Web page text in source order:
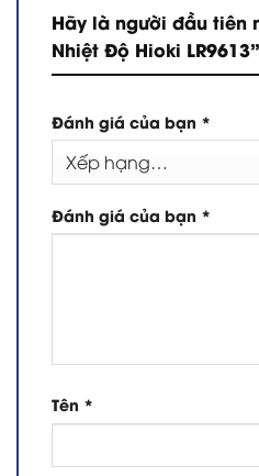
Hãy là người đầu tiên
Nhiệt Độ Hioki LR9613”
Đánh giá của bạn *
Đánh giá của bạn *
Tên *